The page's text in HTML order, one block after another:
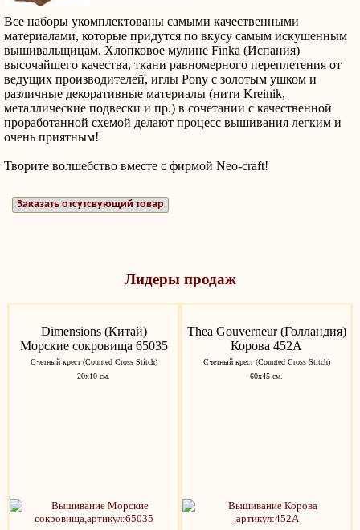
Все наборы укомплектованы самыми качественными
материалами, которые придутся по вкусу самым искушенным
вышивальщицам. Хлопковое мулине Finka (Испания)
высочайшего качества, ткани равномерного переплетения от
ведущих производителей, иглы Pony с золотым ушком и
различные декоративные материалы (нити Kreinik,
металлические подвески и пр.) в сочетании с качественной
проработанной схемой делают процесс вышивания легким и
очень приятным!
Творите волшебство вместе с фирмой Neo-craft!
Заказать отсутсвующий товар
Лидеры продаж
Dimensions (Китай)
Морские сокровища 65035
Счетный крест (Counted Cross Stitch)
20х10 см.
Thea Gouverneur (Голландия)
Корова 452A
Счетный крест (Counted Cross Stitch)
60х45 см.